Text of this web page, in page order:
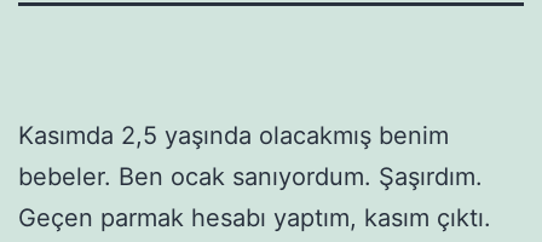
Kasımda 2,5 yaşında olacakmış benim
bebeler. Ben ocak sanıyordum. Şaşırdım.
Geçen parmak hesabı yaptım, kasım çıktı.